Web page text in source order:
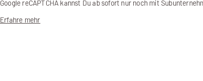
Google reCAPTCHA kannst Du ab sofort nur noch mit
Erfahre mehr